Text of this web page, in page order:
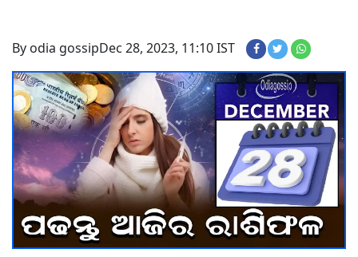
By odia gossipDec 28, 2023, 11:10 IST